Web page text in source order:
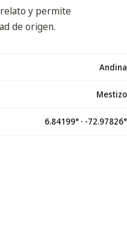
y permite
de origen.
Andina
Mestizo
6.84199° · -72.97826°